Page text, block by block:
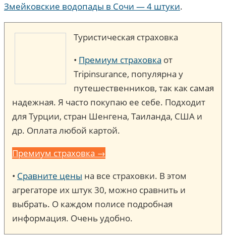
Змейковские водопады в Сочи — 4 штуки.
Туристическая страховка
• Премиум страховка от
Tripinsurance, популярна у
путешественников, так как самая
надежная. Я часто покупаю ее себе. Подходит
для Турции, стран Шенгена, Таиланда, США и
др. Оплата любой картой.
Премиум страховка →
• Сравните цены на все страховки. В этом
агрегаторе их штук 30, можно сравнить и
выбрать. О каждом полисе подробная
информация. Очень удобно.